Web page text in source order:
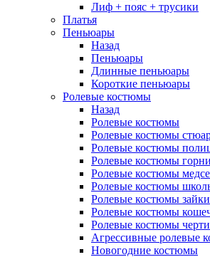
Лиф + пояс + трусики
Платья
Пеньюары
Назад
Пеньюары
Длинные пеньюары
Короткие пеньюары
Ролевые костюмы
Назад
Ролевые костюмы
Ролевые костюмы
Ролевые костюмы
Ролевые костюмы
Ролевые костюмы
Ролевые костюмы
Ролевые костюмы зайки
Ролевые костюмы
Ролевые костюмы
Агрессивные ролевые
Новогодние костюмы